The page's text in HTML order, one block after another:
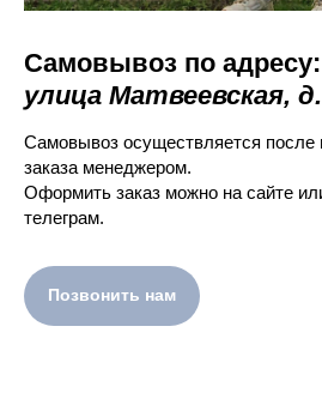
Самовывоз по адресу:
улица Матвеевская,
Самовывоз осуществляется после
заказа менеджером.
Оформить заказ можно на сайте
телеграм.
Позвонить нам